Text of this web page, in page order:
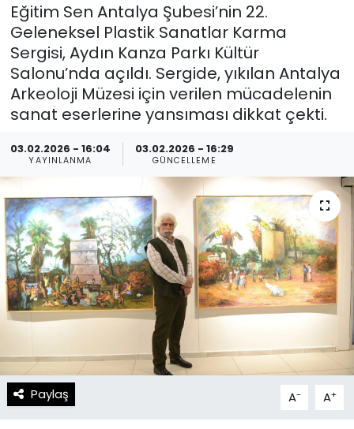
Eğitim Sen Antalya Şubesi’nin 22.
Geleneksel Plastik Sanatlar Karma
Sergisi, Aydın Kanza Parkı Kültür
Salonu’nda açıldı. Sergide, yıkılan Antalya
Arkeoloji Müzesi için verilen mücadelenin
sanat eserlerine yansıması dikkat çekti.
03.02.2026 - 16:04
YAYINLANMA
03.02.2026 - 16:29
GÜNCELLEME
Paylaş A- A+
Eğitim
Kültür-sanat
Sağlık
Spor
Resmi İlanlar
Kültür-sanat
Sağlık
Spor
Teknoloji
Künye
Gizlilik Sözleşmesi
İletişim
Son Dakika Haberleri
Haber Arşivi